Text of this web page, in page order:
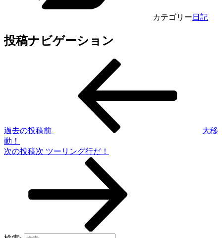
カテゴリー 日記
投稿ナビゲーション
過去の投稿前
大移
動！
次の投稿次 ツーリング行だ！